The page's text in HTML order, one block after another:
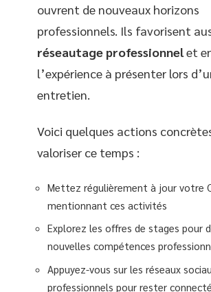
ouvrent de nouveaux horizons
professionnels. Ils favorisent
réseautage professionnelet
l’expérience à présenter lors
entretien.
Voici quelques actions
valoriser ce temps :
Mettez régulièrement à jour votre
mentionnant ces activités
Explorez les offres de stages pour
nouvelles compétences
Appuyez-vous sur les réseaux
professionnels pour rester